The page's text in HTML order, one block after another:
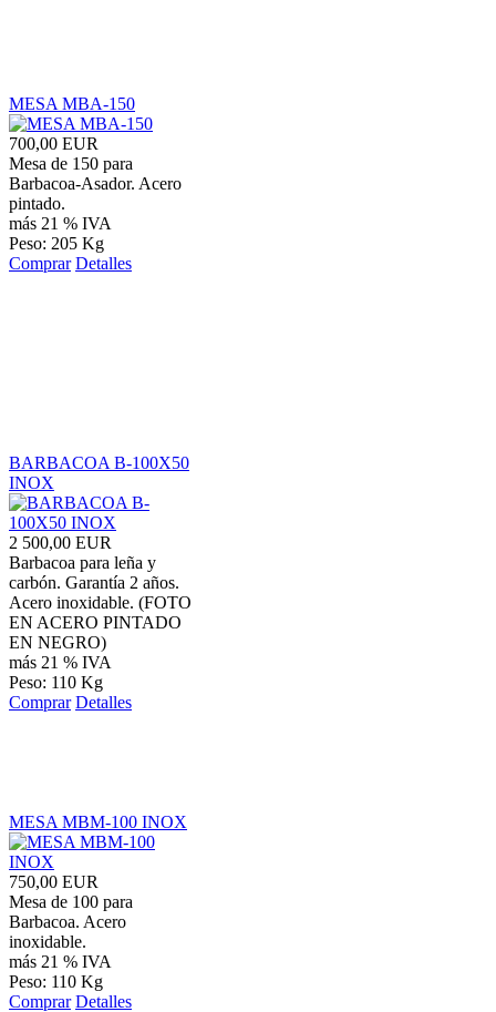
MESA MBA-150
700,00 EUR
Mesa de 150 para
Barbacoa-Asador. Acero
pintado.
más 21 % IVA
Peso: 205 Kg
Comprar Detalles
BARBACOA B-100X50
INOX
2 500,00 EUR
Barbacoa para leña y
carbón. Garantía 2 años.
Acero inoxidable. (FOTO
EN ACERO PINTADO
EN NEGRO)
más 21 % IVA
Peso: 110 Kg
Comprar Detalles
MESA MBM-100 INOX
750,00 EUR
Mesa de 100 para
Barbacoa. Acero
inoxidable.
más 21 % IVA
Peso: 110 Kg
Comprar Detalles